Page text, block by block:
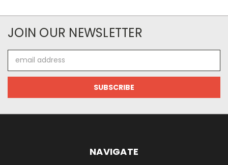
JOIN OUR NEWSLETTER
Address
NAVIGATE